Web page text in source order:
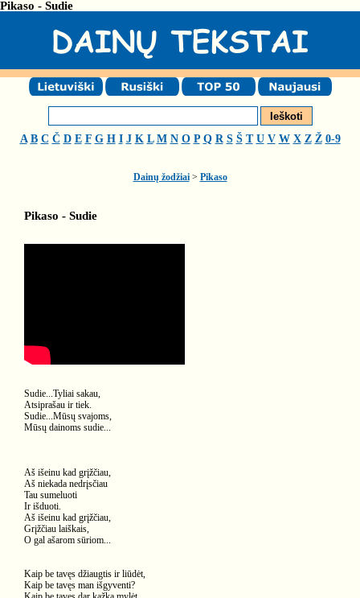
Pikaso - Sudie
A B C Č D E F G H I J K L M N O P Q R S Š T U V W X Z Ž 0-9
Dainų žodžiai> Pikaso
Pikaso - Sudie
Sudie...Tyliai sakau,
Atsiprašau ir tiek.
Sudie...Mūsų svajoms,
Mūsų dainoms sudie...
Aš išeinu kad grįžčiau,
Aš niekada nedrįsčiau
Tau sumeluoti
Ir išduoti.
Aš išeinu kad grįžčiau,
Grįžčiau laiškais,
O gal ašarom sūriom...
Kaip be tavęs džiaugtis ir liūdėt,
Kaip be tavęs man išgyventi?